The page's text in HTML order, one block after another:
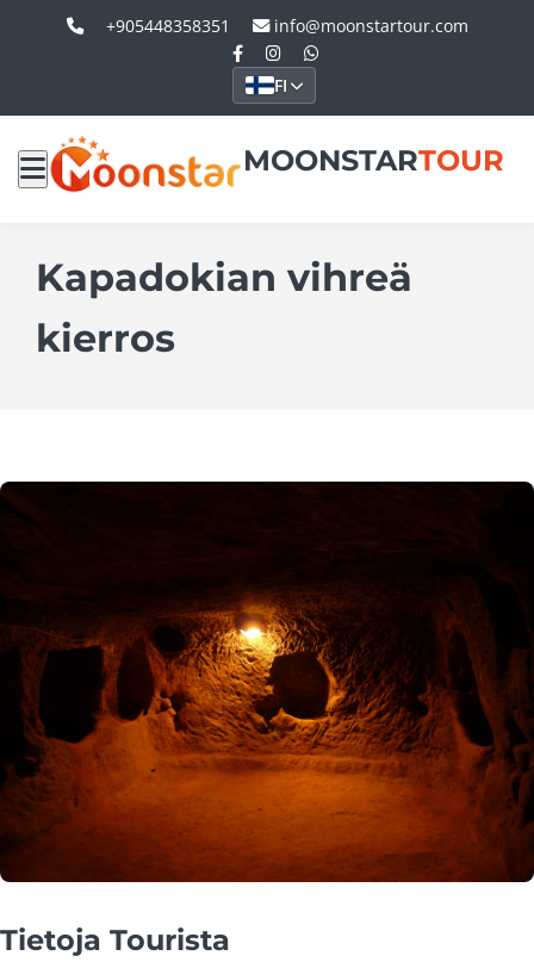
+905448358351 info@moonstartour.com
FI
MOONSTARTOUR
Kapadokian vihreä
kierros
Tietoja Tourista